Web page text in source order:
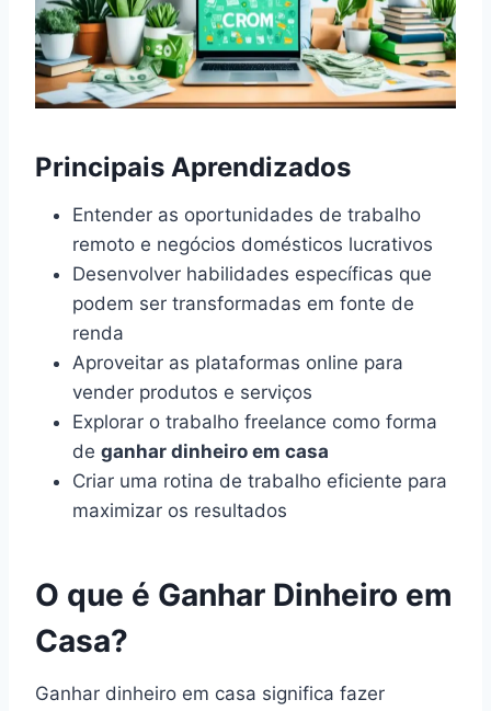
Principais Aprendizados
Entender as oportunidades de trabalho
remoto e negócios domésticos lucrativos
Desenvolver habilidades específicas que
podem ser transformadas em fonte de
renda
Aproveitar as plataformas online para
vender produtos e serviços
Explorar o trabalho freelance como forma
de ganhar dinheiro em casa
Criar uma rotina de trabalho eficiente para
maximizar os resultados
O que é Ganhar Dinheiro em
Casa?
Ganhar dinheiro em casa significa fazer